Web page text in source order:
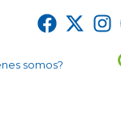
somos?